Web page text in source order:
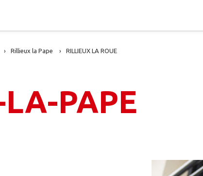
Rillieux la Pape RILLIEUX LA ROUE
PAPE